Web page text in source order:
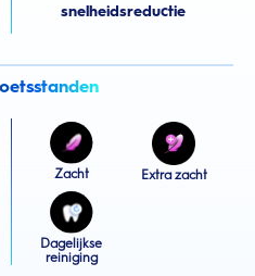
snelheidsreductie
Zacht Extra zacht
Dagelijkse
reiniging